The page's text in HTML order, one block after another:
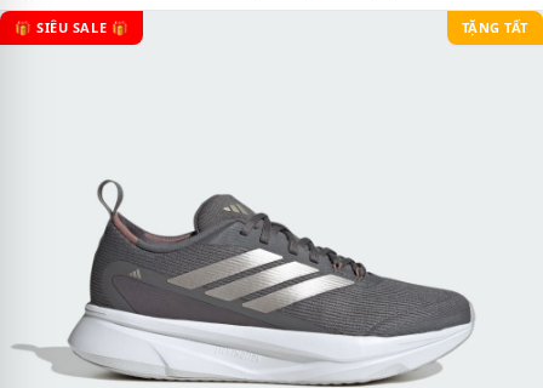
🎁 SIÊU SALE 🎁 TẶNG TẤT